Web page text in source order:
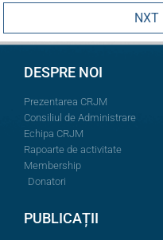
NXT
DESPRE NOI
Prezentarea CRJM
Consiliul de Administrare
Echipa CRJM
Rapoarte de activitate
Membership
Donatori
PUBLICAȚII